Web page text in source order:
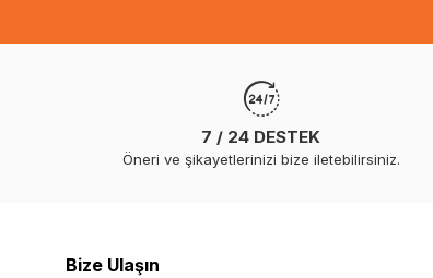
7 / 24 DESTEK
Öneri ve şikayetlerinizi bize iletebilirsiniz.
Bize Ulaşın